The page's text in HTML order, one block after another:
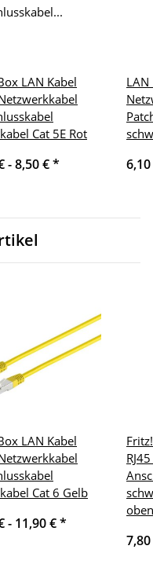
LAN Kabel
Cat 5E Rot
-8,50 €*
LAN
LAN Kabel
Cat 6 Gelb
- 11,90 €*